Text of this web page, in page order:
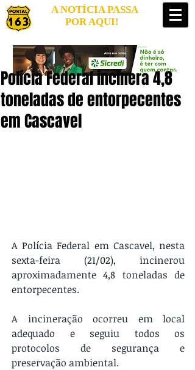
A NOTÍCIA PASSA
POR AQUI!
Polícia Federal incinera 4,8
toneladas de entorpecentes
em Cascavel
A Polícia Federal em Cascavel, nesta
sexta-feira (21/02), incinerou
aproximadamente 4,8 toneladas de
entorpecentes.
A incineração ocorreu em local
adequado e seguiu todos os
protocolos de segurança e
preservação ambiental.